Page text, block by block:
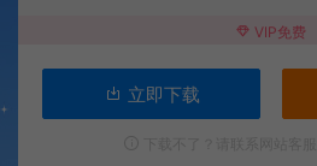
VIP免费
立即下载